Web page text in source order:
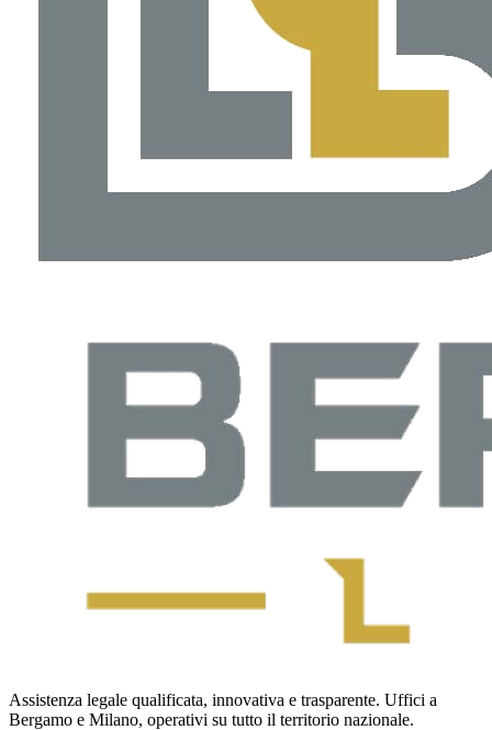
Assistenza legale qualificata, innovativa e trasparente. Uffici a
Bergamo e Milano, operativi su tutto il territorio nazionale.